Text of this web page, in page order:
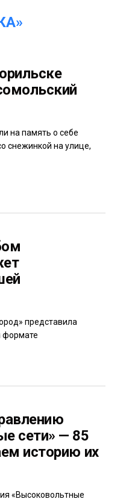
на память о себе
снежинкой на улице,
представила
формате
сети» — 85
историю их
«Высоковольтные